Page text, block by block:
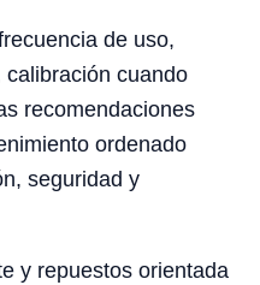
de uso,
calibración cuando
recomendaciones
ordenado
seguridad y
y repuestos orientada